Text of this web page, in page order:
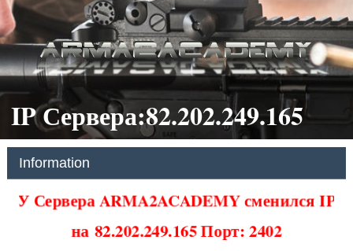
IP Сервера:82.202.249.165
Information
У Сервера ARMA2ACADEMY сменился IP
на 82.202.249.165 Порт: 2402